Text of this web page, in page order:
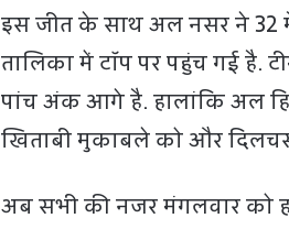
इस जीत के साथ अल नसर ने 32
तालिका में टॉप पर पहुंच गई है.
पांच अंक आगे है. हालांकि अल
खिताबी मुकाबले को और
अब सभी की नजर मंगलवार को